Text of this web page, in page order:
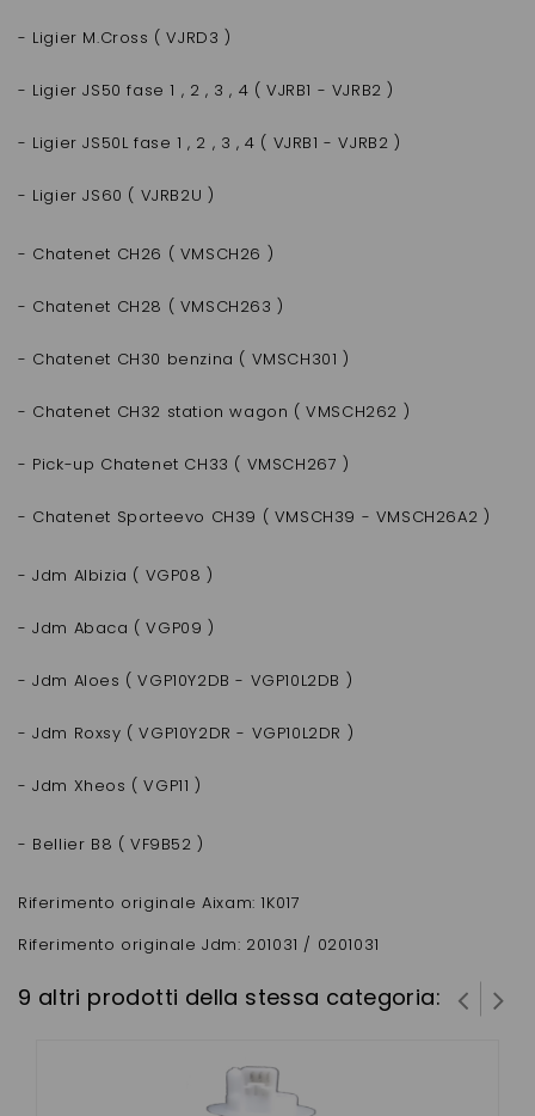
- Ligier M.Cross ( VJRD3 )
- Ligier JS50 fase 1 , 2 , 3 , 4 ( VJRB1 - VJRB2 )
- Ligier JS50L fase 1 , 2 , 3 , 4 ( VJRB1 - VJRB2 )
- Ligier JS60 ( VJRB2U )
- Chatenet CH26 ( VMSCH26 )
- Chatenet CH28 ( VMSCH263 )
- Chatenet CH30 benzina ( VMSCH301 )
- Chatenet CH32 station wagon ( VMSCH262 )
- Pick-up Chatenet CH33 ( VMSCH267 )
- Chatenet Sporteevo CH39 ( VMSCH39 - VMSCH26A2 )
- Jdm Albizia ( VGP08 )
- Jdm Abaca ( VGP09 )
- Jdm Aloes ( VGP10Y2DB - VGP10L2DB )
- Jdm Roxsy ( VGP10Y2DR - VGP10L2DR )
- Jdm Xheos ( VGP11 )
- Bellier B8 ( VF9B52 )
Riferimento originale Aixam: 1K017
Riferimento originale Jdm: 201031 / 0201031
9 altri prodotti della stessa categoria: